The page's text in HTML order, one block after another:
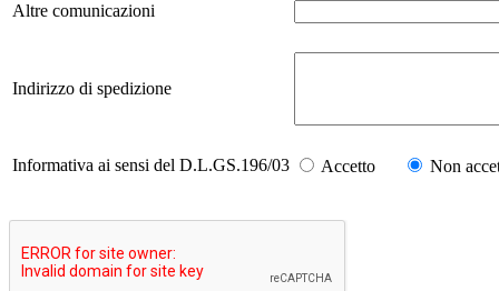
Altre comunicazioni
Indirizzo di spedizione
Informativa ai sensi del D.L.GS.196/03 Accetto Non